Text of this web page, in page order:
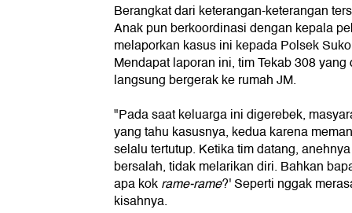
Berangkat dari keterangan-keterangan
Anak pun berkoordinasi dengan kepala
melaporkan kasus ini kepada Polsek
Mendapat laporan ini, tim Tekab 308
langsung bergerak ke rumah JM.
"Pada saat keluarga ini digerebek,
yang tahu kasusnya, kedua karena
selalu tertutup. Ketika tim datang,
bersalah, tidak melarikan diri. Bahkan
apa kokrame-rame?' Seperti nggak
kisahnya.